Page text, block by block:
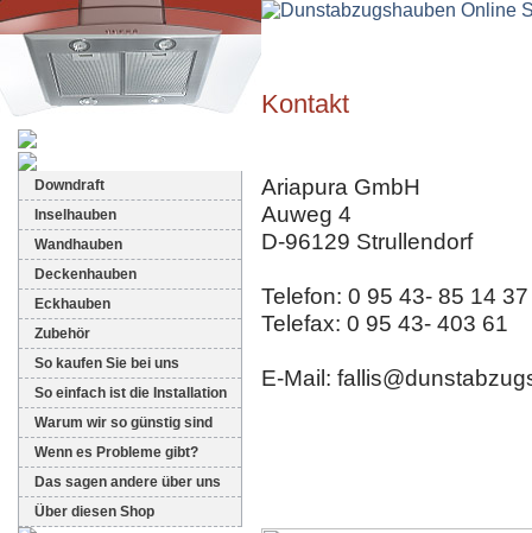
Downdraft
Inselhauben
Wandhauben
Deckenhauben
Eckhauben
Zubehör
So kaufen Sie bei uns
So einfach ist die Installation
Warum wir so günstig sind
Wenn es Probleme gibt?
Das sagen andere über uns
Über diesen Shop
Kontakt
Ariapura GmbH
Auweg 4
D-96129 Strullendorf
Telefon: 0 95 43- 85 14 37
Telefax: 0 95 43- 403 61
E-Mail: